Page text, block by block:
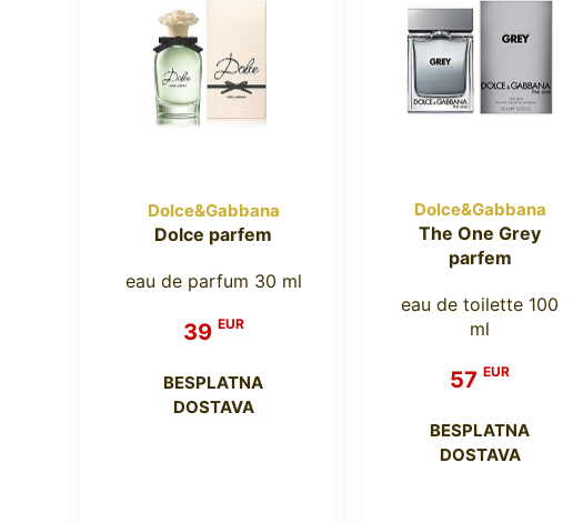
Dolce&Gabbana
Dolce parfem
eau de parfum 30 ml
39 EUR
BESPLATNA
DOSTAVA
Dolce&Gabbana
The One Grey
parfem
eau de toilette 100
ml
57 EUR
BESPLATNA
DOSTAVA